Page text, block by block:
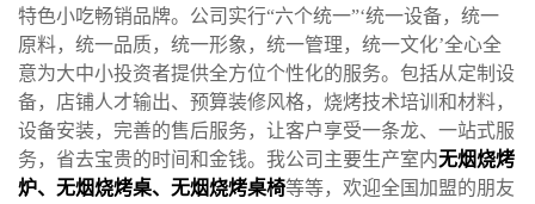
特色小吃畅销品牌。公司实行“六个统一”‘统一设备，统一
原料，统一品质，统一形象，统一管理，统一文化’全心全
意为大中小投资者提供全方位个性化的服务。包括从定制设
备，店铺人才输出、预算装修风格，烧烤技术培训和材料，
设备安装，完善的售后服务，让客户享受一条龙、一站式服
务，省去宝贵的时间和金钱。我公司主要生产室内无烟烧烤
炉、 无烟烧烤桌、 无烟烧烤桌椅等等，欢迎全国加盟的朋友